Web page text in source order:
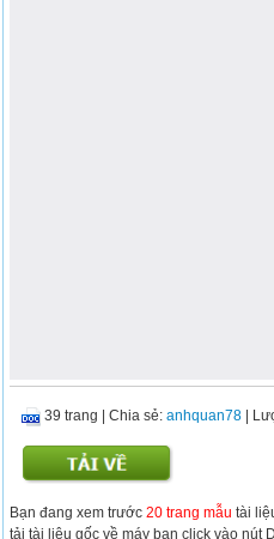
39 trang |Chia sẻ:anhquan78 |
Bạn đang xem trước20 trang mẫu tài
tải tài liệu gốc về máy bạn click vào nút